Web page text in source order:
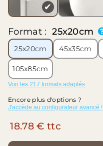
✔
Format :25x20cm
25x20cm 45x35cm
105x85cm
Voir les 217 formats adaptés
Encore plus d'options ?
J'accède au configurateur avancé !
18.78 € ttc